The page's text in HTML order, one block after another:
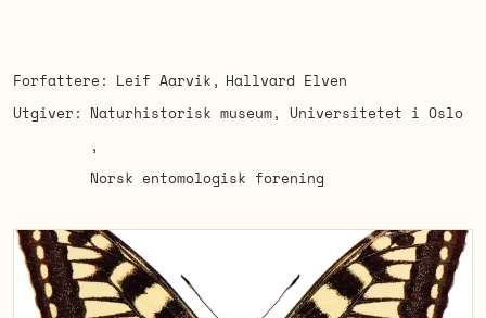
Forfattere Leif Aarvik
Hallvard Elven
Utgiver
Naturhistorisk museum, Universitetet i Oslo
Norsk entomologisk forening